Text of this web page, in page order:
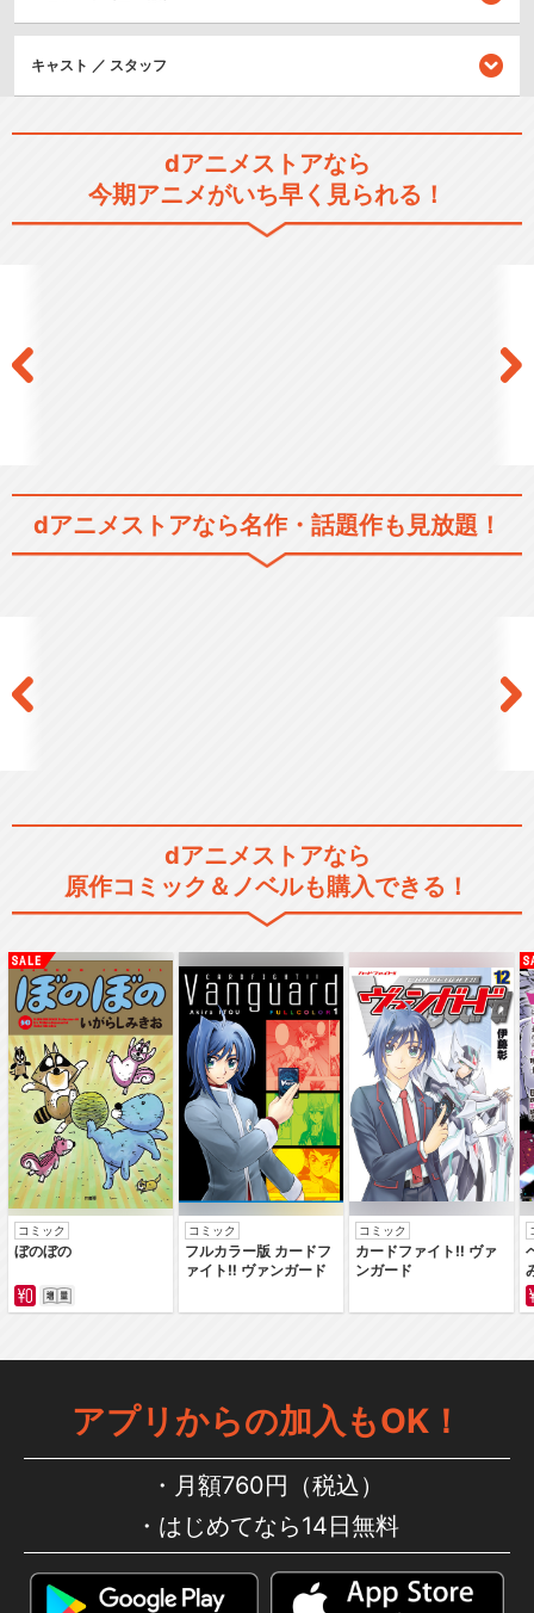
た北の最強部隊・第七師団や刺青を背負う脱獄囚たちの動きも顕在化。
果たして、雄大な北の大地を舞台に巻き起こった一攫千金サバイバルの
シリーズ／関連のアニメ作品
ゴールデンカムイ（第二期）
ゴールデンカムイ（第四期）
TVアニメ『ゴールデンカム
イ』最終章
ゴールデンカムイ（OAD）第
一弾
二弾
ゴールデンカムイ（OAD）第
キャスト ／ スタッフ
dアニメストアなら
今期アニメがいち早く見られる！
dアニメストアなら名作・話題作も見放題！
dアニメストアなら
原作コミック＆ノベルも購入できる！
コミック
ぼのぼの
コミック
フルカラー版 カードフ
ァイト‼ ヴァンガード
コミック
カードファイト‼ ヴァ
ンガード
アプリからの加入もOK！
月額760円（税込）
はじめてなら14日無料